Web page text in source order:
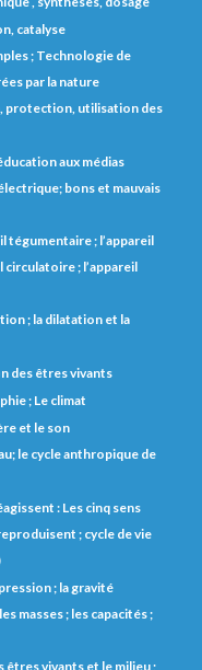
catalyse
; Technologie de
par la nature
protection, utilisation des
aux médias
bons et mauvais
tégumentaire ; l’appareil
circulatoire ; l’appareil
; la dilatation et la
des êtres vivants
; Le climat
et le son
le cycle anthropique de
: Les cinq sens
; cycle de vie
; la gravité
masses ; les capacités ;
vivants et le milieu ;